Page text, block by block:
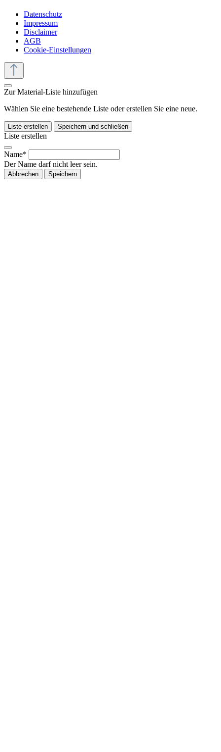
Datenschutz
Impressum
Disclaimer
AGB
Cookie-Einstellungen
Zur Material-Liste hinzufügen
Wählen Sie eine bestehende Liste oder erstellen Sie eine neue.
Liste erstellen Speichern und schließen
Liste erstellen
Name*
Der Name darf nicht leer sein.
Abbrechen Speichern